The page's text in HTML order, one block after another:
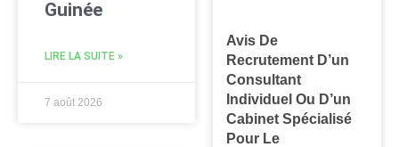
Guinée
LIRE LA SUITE »
7 août 2026
Avis De
Recrutement D’un
Consultant
Individuel Ou D’un
Cabinet Spécialisé
Pour Le